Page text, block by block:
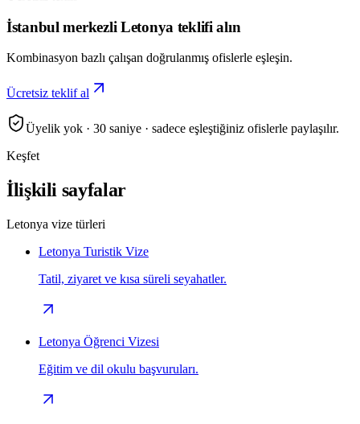
İstanbul merkezli Letonya teklifi alın
Kombinasyon bazlı çalışan doğrulanmış ofislerle eşleşin.
Ücretsiz teklif al
Üyelik yok · 30 saniye · sadece eşleştiğiniz ofislerle paylaşılır.
Keşfet
İlişkili sayfalar
Letonya vize türleri
Letonya Turistik Vize
Tatil, ziyaret ve kısa süreli seyahatler.
Letonya Öğrenci Vizesi
Eğitim ve dil okulu başvuruları.